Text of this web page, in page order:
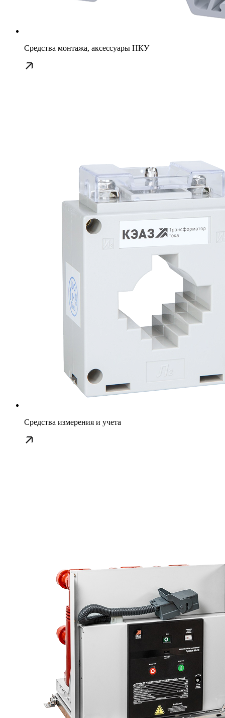
Средства монтажа, аксессуары НКУ
Средства измерения и учета